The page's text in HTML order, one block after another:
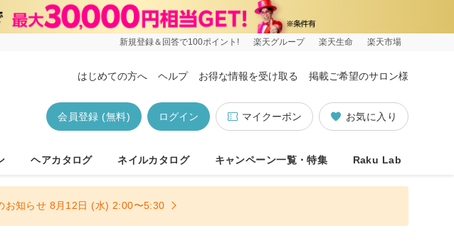
新規登録＆回答で100ポイント! 楽天グループ 楽天生命 楽天市場
はじめての方へ ヘルプ お得な情報を受け取る 掲載ご希望のサロン様
お気に入り
マイクーポン
ログイン
会員登録 (無料)
ヘアカタログ ネイルカタログ キャンペーン一覧・特集 Raku Lab
お知らせ 8月12日 (水) 2:00〜5:30